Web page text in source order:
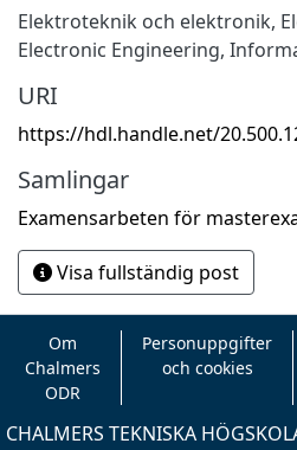
Elektroteknik och elektronik,
Electronic Engineering,
URI
https://hdl.handle.net/
Samlingar
Examensarbeten för
Visa fullständig post
Om
Chalmers
ODR
Personuppgifter
och cookies
CHALMERS TEKNISKA